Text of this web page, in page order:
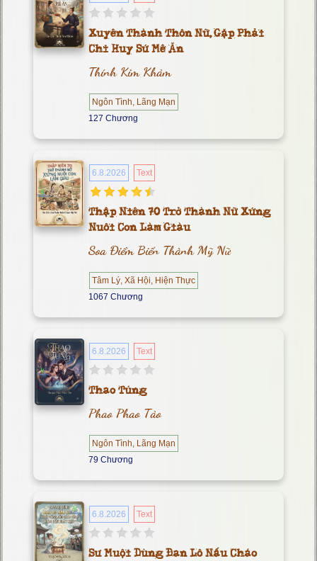
Xuyên Thành Thôn Nữ, Gặp Phải
Chỉ Huy Sứ Mê Ăn
Thính Kim Khảm
Ngôn Tình, Lãng Mạn
127 Chương
6.8.2026 Text
Thập Niên 70 Trở Thành Nữ Xứng
Nuôi Con Làm Giàu
Soa Điểm Biến Thành Mỹ Nữ
Tâm Lý, Xã Hội, Hiện Thực
1067 Chương
6.8.2026 Text
Thao Túng
Phao Phao Tảo
Ngôn Tình, Lãng Mạn
79 Chương
6.8.2026 Text
Sư Muội Dùng Đan Lô Nấu Cháo